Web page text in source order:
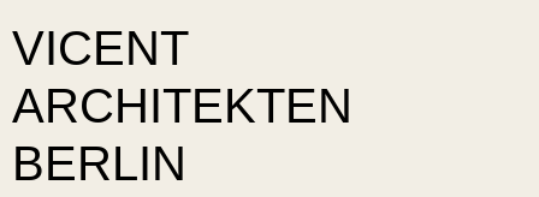
VICENT
ARCHITEKTEN
BERLIN